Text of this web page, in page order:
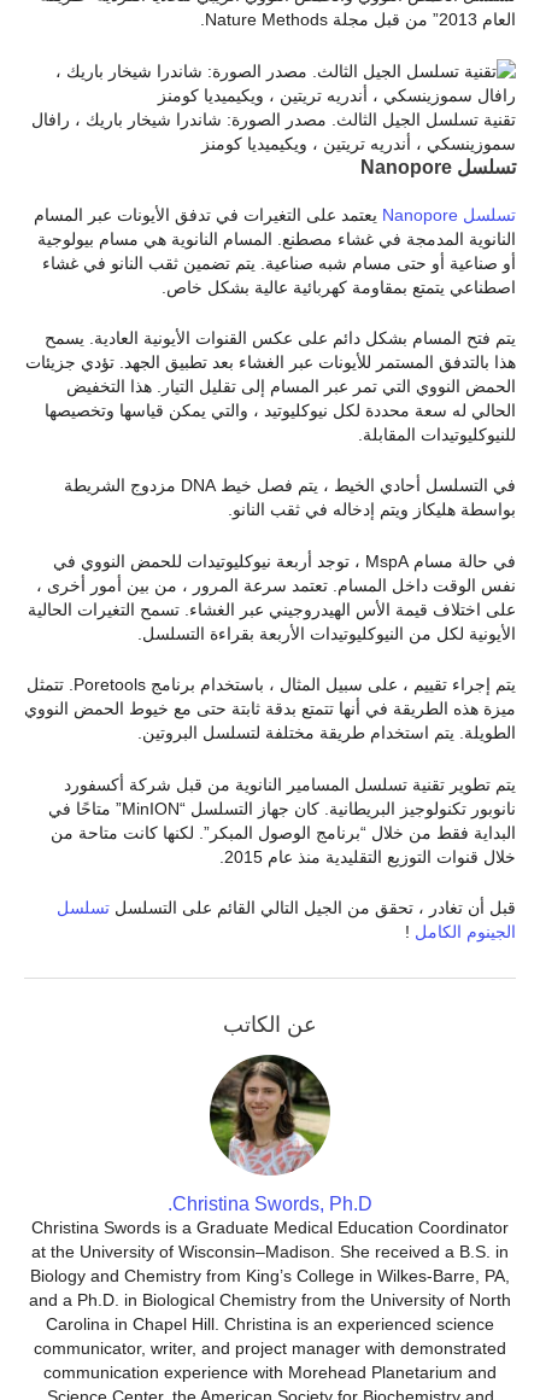
العام 2013” من قبل مجلة Nature Methods.
تقنية تسلسل الجيل الثالث. مصدر الصورة: شاندرا شيخار باريك ، رافال
سموزينسكي ، أندريه تريتين ، ويكيميديا كومنز
تسلسل Nanopore
تسلسل Nanopore
يعتمد على التغيرات في تدفق الأيونات عبر المسام
النانوية المدمجة في غشاء مصطنع. المسام النانوية هي مسام بيولوجية
أو صناعية أو حتى مسام شبه صناعية. يتم تضمين ثقب النانو في غشاء
اصطناعي يتمتع بمقاومة كهربائية عالية بشكل خاص.
يتم فتح المسام بشكل دائم على عكس القنوات الأيونية العادية. يسمح
هذا بالتدفق المستمر للأيونات عبر الغشاء بعد تطبيق الجهد. تؤدي جزيئات
الحمض النووي التي تمر عبر المسام إلى تقليل التيار. هذا التخفيض
الحالي له سعة محددة لكل نيوكليوتيد ، والتي يمكن قياسها وتخصيصها
للنيوكليوتيدات المقابلة.
في التسلسل أحادي الخيط ، يتم فصل خيط DNA مزدوج الشريطة
بواسطة هليكاز ويتم إدخاله في ثقب النانو.
في حالة مسام MspA ، توجد أربعة نيوكليوتيدات للحمض النووي في
نفس الوقت داخل المسام. تعتمد سرعة المرور ، من بين أمور أخرى ،
على اختلاف قيمة الأس الهيدروجيني عبر الغشاء. تسمح التغيرات الحالية
الأيونية لكل من النيوكليوتيدات الأربعة بقراءة التسلسل.
يتم إجراء تقييم ، على سبيل المثال ، باستخدام برنامج Poretools. تتمثل
ميزة هذه الطريقة في أنها تتمتع بدقة ثابتة حتى مع خيوط الحمض النووي
الطويلة. يتم استخدام طريقة مختلفة لتسلسل البروتين.
يتم تطوير تقنية تسلسل المسامير النانوية من قبل شركة أكسفورد
نانوبور تكنولوجيز البريطانية. كان جهاز التسلسل “MinION” متاحًا في
البداية فقط من خلال “برنامج الوصول المبكر”. لكنها كانت متاحة من
خلال قنوات التوزيع التقليدية منذ عام 2015.
قبل أن تغادر ، تحقق من الجيل التالي القائم على التسلسل تسلسل
الجينوم الكامل !
عن الكاتب
Christina Swords, Ph.D.
Christina Swords is a Graduate Medical Education Coordinator
at the University of Wisconsin–Madison. She received a B.S. in
Biology and Chemistry from King’s College in Wilkes-Barre, PA,
and a Ph.D. in Biological Chemistry from the University of North
Carolina in Chapel Hill. Christina is an experienced science
communicator, writer, and project manager with demonstrated
communication experience with Morehead Planetarium and